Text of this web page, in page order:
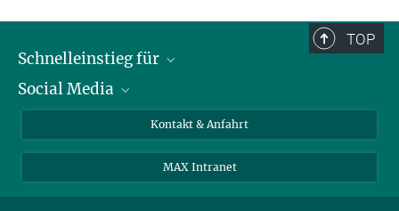
TOP
Schnelleinstieg für
Journalist*innen
Bewerbende
Social Media
Instagram
LinkedIn
Kontakt & Anfahrt
MAX Intranet